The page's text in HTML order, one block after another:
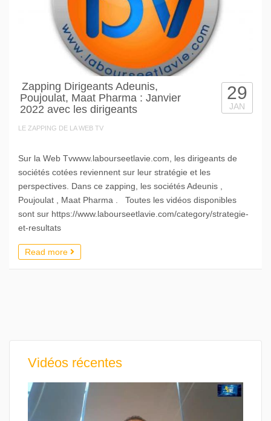
Zapping Dirigeants Adeunis,
Poujoulat, Maat Pharma : Janvier
2022 avec les dirigeants
LE ZAPPING DE LA WEB TV
29
JAN
Sur la Web Tvwww.labourseetlavie.com, les dirigeants de
sociétés cotées reviennent sur leur stratégie et les
perspectives. Dans ce zapping, les sociétés Adeunis ,
Poujoulat , Maat Pharma . Toutes les vidéos disponibles
sont sur https://www.labourseetlavie.com/category/strategie-
et-resultats
Read more
Vidéos récentes